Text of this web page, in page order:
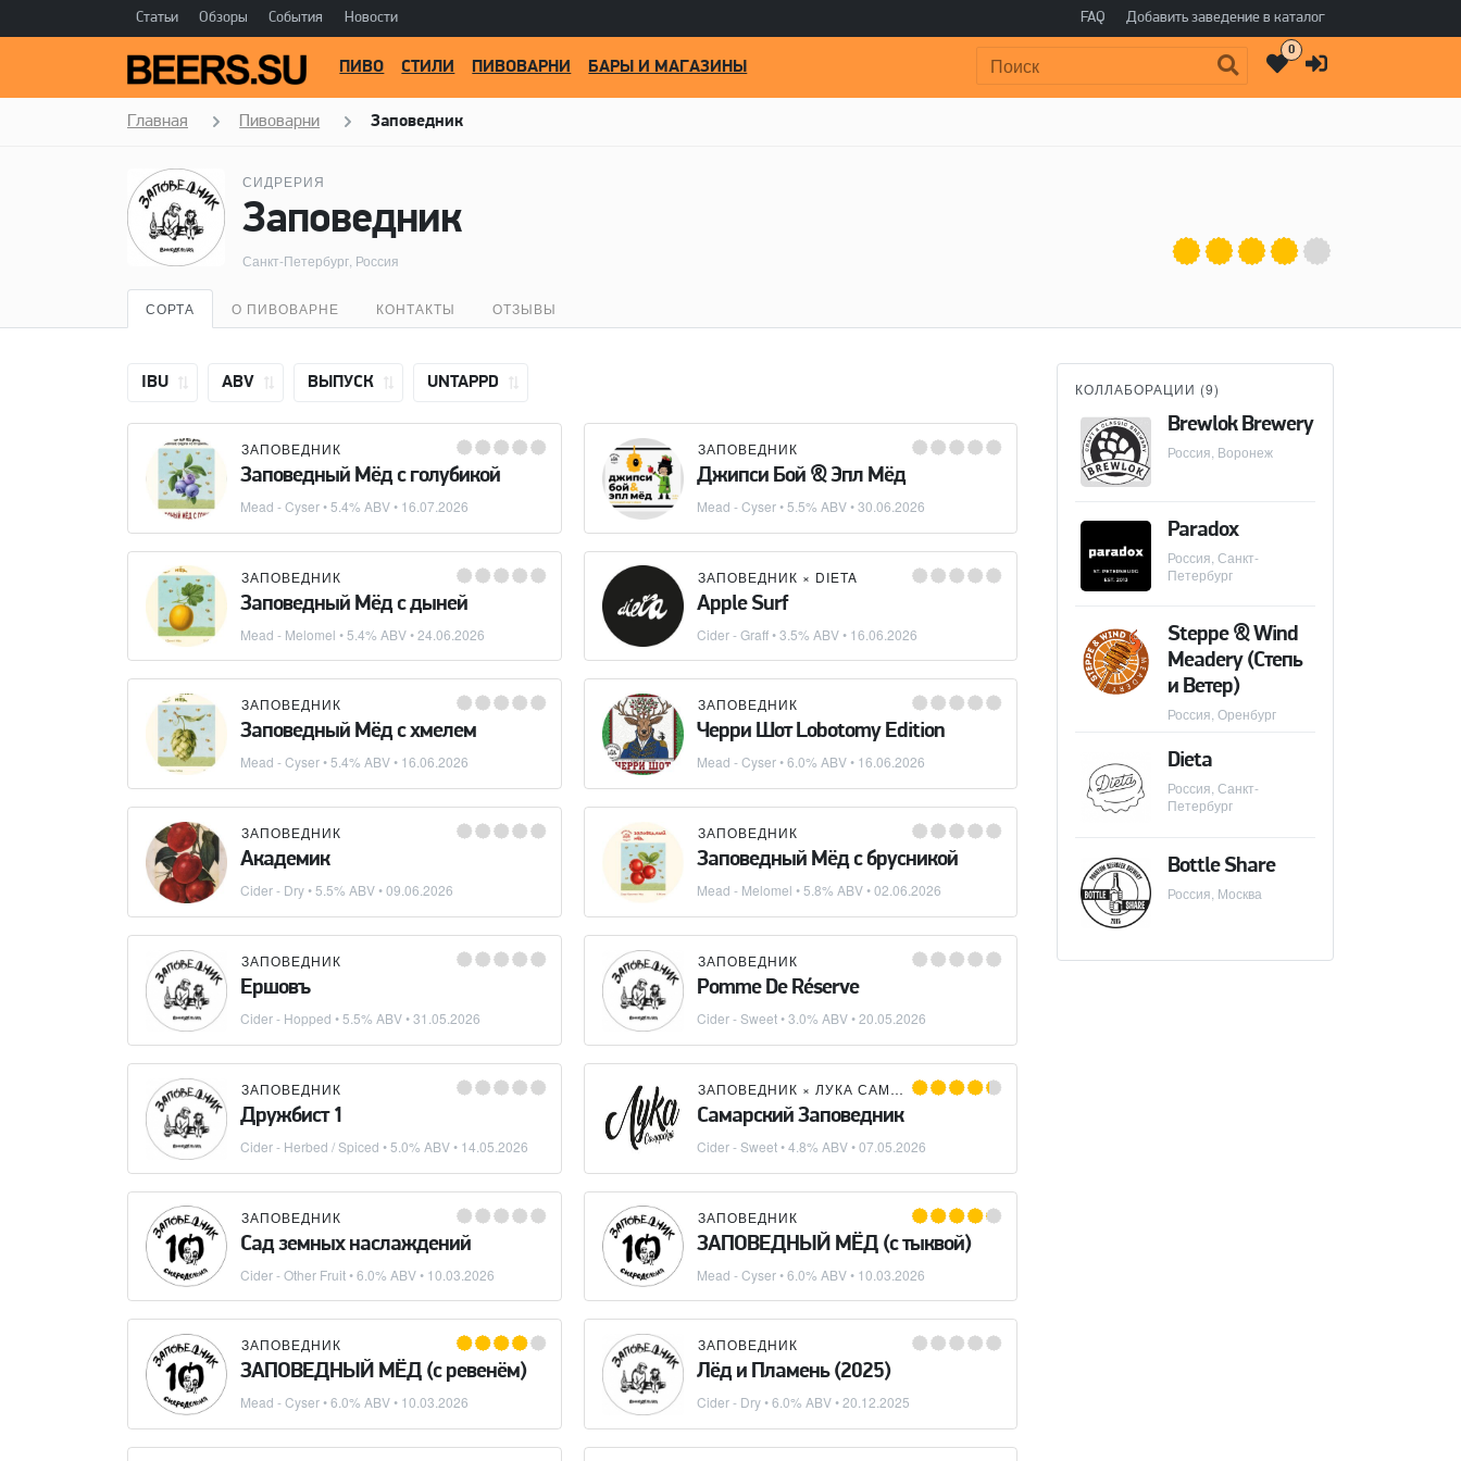
Статьи Обзоры События Новости FAQ Добавить заведение в каталог
Поиск:
ПИВО СТИЛИ ПИВОВАРНИ БАРЫ И МАГАЗИНЫ
0
Главная Пивоварни Заповедник
СИДРЕРИЯ
Заповедник
Санкт-Петербург, Россия
СОРТА О ПИВОВАРНЕ КОНТАКТЫ ОТЗЫВЫ
IBU ABV ВЫПУСК UNTAPPD
ЗАПОВЕДНИК
Заповедный Мёд с голубикой
Mead - Cyser• 5.4% ABV • 16.07.2026
ЗАПОВЕДНИК
Джипси Бой & Эпл Мёд
Mead - Cyser• 5.5% ABV •30.06.2026
ЗАПОВЕДНИК
Заповедный Мёд с дыней
Mead - Melomel • 5.4% ABV •24.06.2026
ЗАПОВЕДНИК × DIETA
Apple Surf
Cider - Graff• 3.5% ABV • 16.06.2026
ЗАПОВЕДНИК
Заповедный Мёд с хмелем
Mead - Cyser• 5.4% ABV • 16.06.2026
ЗАПОВЕДНИК
Черри Шот Lobotomy Edition
Mead - Cyser• 6.0% ABV • 16.06.2026
ЗАПОВЕДНИК
Академик
Cider - Dry• 5.5% ABV •09.06.2026
ЗАПОВЕДНИК
Заповедный Мёд с брусникой
Mead - Melomel • 5.8% ABV •02.06.2026
ЗАПОВЕДНИК
Ершовъ
Cider - Hopped • 5.5% ABV •31.05.2026
ЗАПОВЕДНИК
Pomme De Réserve
Cider - Sweet• 3.0% ABV •20.05.2026
ЗАПОВЕДНИК
Дружбист 1
Cider - Herbed / Spiced • 5.0% ABV • 14.05.2026
ЗАПОВЕДНИК × ЛУКА САМАРСКИЙ
Самарский Заповедник
Cider - Sweet• 4.8% ABV •07.05.2026
ЗАПОВЕДНИК
Сад земных наслаждений
Cider - Other Fruit• 6.0% ABV • 10.03.2026
ЗАПОВЕДНИК
ЗАПОВЕДНЫЙ МЁД (с тыквой)
Mead - Cyser• 6.0% ABV • 10.03.2026
ЗАПОВЕДНИК
ЗАПОВЕДНЫЙ МЁД (с ревенём)
Mead - Cyser• 6.0% ABV • 10.03.2026
ЗАПОВЕДНИК
Лёд и Пламень (2025)
Cider - Dry• 6.0% ABV •20.12.2025
КОЛЛАБОРАЦИИ (9)
Brewlok Brewery
Россия, Воронеж
Paradox
Россия, Санкт-
Петербург
Steppe & Wind
Meadery (Степь
и Ветер)
Россия, Оренбург
Dieta
Россия, Санкт-
Петербург
Bottle Share
Россия, Москва